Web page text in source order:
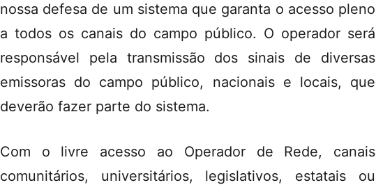
nossa defesa de um sistema que garanta o acesso pleno
a todos os canais do campo público. O operador será
responsável pela transmissão dos sinais de diversas
emissoras do campo público, nacionais e locais, que
deverão fazer parte do sistema.
Com o livre acesso ao Operador de Rede, canais
comunitários, universitários, legislativos, estatais ou